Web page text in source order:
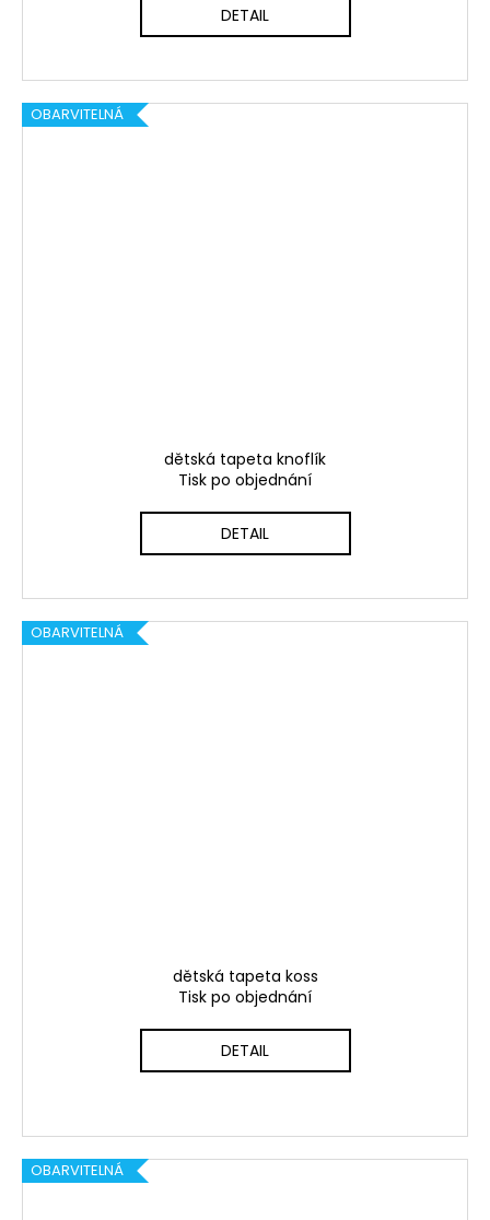
DETAIL
OBARVITELNÁ
dětská tapeta knoflík
Tisk po objednání
DETAIL
OBARVITELNÁ
dětská tapeta koss
Tisk po objednání
DETAIL
OBARVITELNÁ